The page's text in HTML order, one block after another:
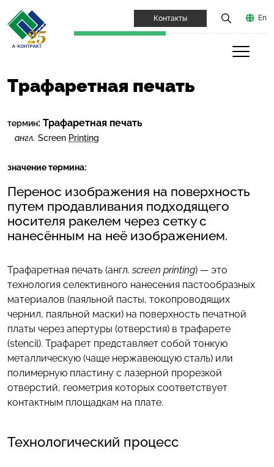
Контакты En
Трафаретная печать
термин: Трафаретная печать
англ. Screen Printing
значение термина:
Перенос изображения на поверхность
путем продавливания подходящего
носителя ракелем через сетку с
нанесённым на неё изображением.
Трафаретная печать (англ.screen printing) — это
технология селективного нанесения пастообразных
материалов (паяльной пасты, токопроводящих
чернил, паяльной маски) на поверхность печатной
платы через апертуры (отверстия) в трафарете
(stencil). Трафарет представляет собой тонкую
металлическую (чаще нержавеющую сталь) или
полимерную пластину с лазерной прорезкой
отверстий, геометрия которых соответствует
контактным площадкам на плате.
Технологический процесс